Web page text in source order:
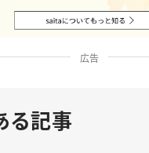
広告
る記事